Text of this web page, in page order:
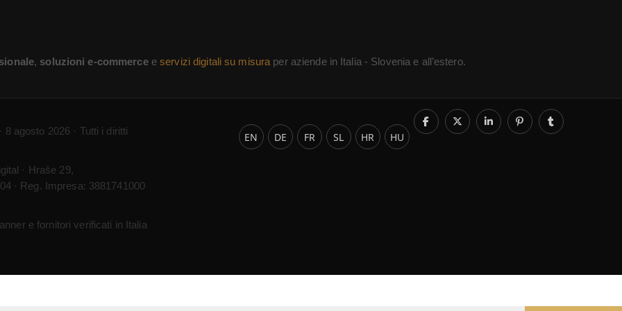
, soluzioni e-commerceeservizi digitali su misura per aziende in Italia - Slovenia e all’estero.
· 8 agosto 2026 · Tutti i diritti
· Hraše 29,
· Reg. Impresa: 3881741000
e fornitori verificati in Italia
EN DE FR SL HR HU